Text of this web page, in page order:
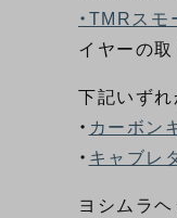
・TMRス
イヤーの
下記いず
・ カーボン
・ キャブレ
ヨシムラ